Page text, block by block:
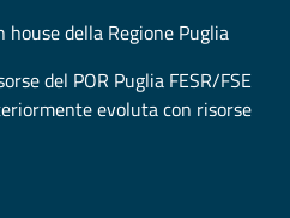
house della Regione Puglia
del POR Puglia FESR/FSE
evoluta con risorse